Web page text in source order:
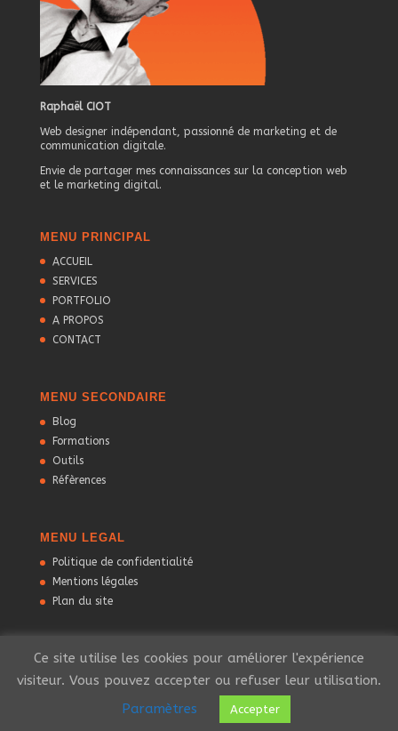
Raphaël CIOT
Web designer indépendant, passionné de marketing et de
communication digitale.
Envie de partager mes connaissances sur la conception web
et le marketing digital.
MENU PRINCIPAL
ACCUEIL
SERVICES
PORTFOLIO
A PROPOS
CONTACT
MENU SECONDAIRE
Blog
Formations
Outils
Réfèrences
MENU LEGAL
Politique de confidentialité
Mentions légales
Plan du site
Tout droit réservé @ekinox-concept - 2021
Ce site utilise les cookies pour améliorer l'expérience
visiteur. Vous pouvez accepter ou refuser leur utilisation.
Paramètres
Accepter